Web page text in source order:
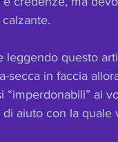
leggendo questo
secca in faccia
ai
aiuto con la quale